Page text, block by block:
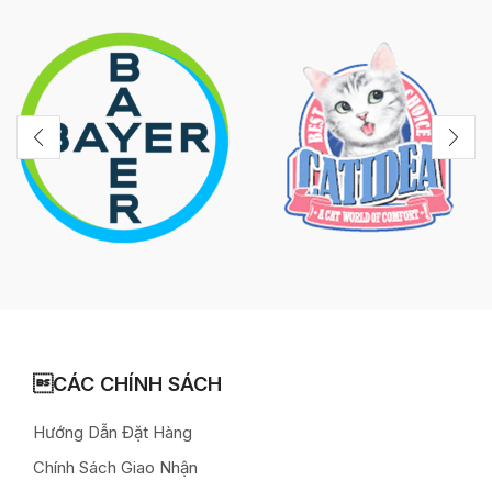
CÁC CHÍNH SÁCH
Hướng Dẫn Đặt Hàng
Chính Sách Giao Nhận